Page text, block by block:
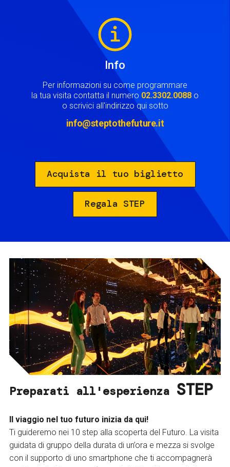
Info
Per informazioni su come programmare
la tua visita contatta il numero 02.3302.0088 o
o scrivici all'indirizzo qui sotto
info@steptothefuture.it
Acquista il tuo biglietto
Regala STEP
Preparati all'esperienza STEP
Il viaggio nel tuo futuro inizia da qui!
Ti guideremo nei 10 step alla scoperta del Futuro. La visita
guidata di gruppo della durata di un’ora e mezza si svolge
con il supporto di uno smartphone che ti accompagnerà